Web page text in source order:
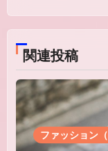
関連投稿
ファッション